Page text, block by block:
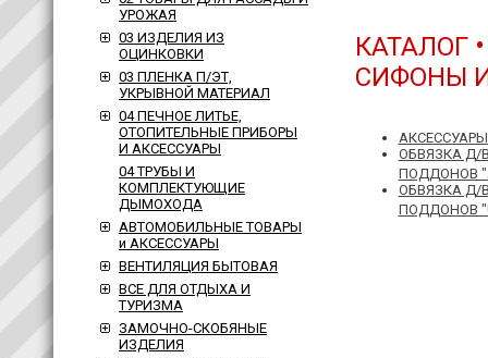
УРОЖАЯ
03 ИЗДЕЛИЯ ИЗ
ОЦИНКОВКИ
03 ПЛЕНКА П/ЭТ,
УКРЫВНОЙ МАТЕРИАЛ
04 ПЕЧНОЕ ЛИТЬЕ,
ОТОПИТЕЛЬНЫЕ ПРИБОРЫ
И АКСЕССУАРЫ
04 ТРУБЫ И
КОМПЛЕКТУЮЩИЕ
ДЫМОХОДА
АВТОМОБИЛЬНЫЕ ТОВАРЫ
и АКСЕССУАРЫ
ВЕНТИЛЯЦИЯ БЫТОВАЯ
ВСЕ ДЛЯ ОТДЫХА И
ТУРИЗМА
ЗАМОЧНО-СКОБЯНЫЕ
ИЗДЕЛИЯ
КАТАЛОГ
СИФОНЫ
ОБВЯЗКА Д/
ПОДДОНОВ
ОБВЯЗКА Д/
ПОДДОНОВ